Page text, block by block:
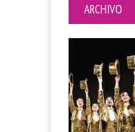
ARCHIVO